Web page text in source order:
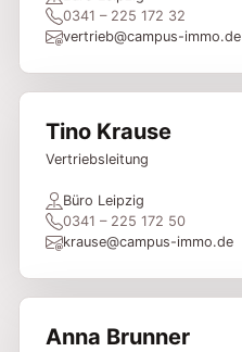
0341 – 225 172 32
vertrieb@campus-immo.de
Tino Krause
Vertriebsleitung
Büro Leipzig
0341 – 225 172 50
krause@campus-immo.de
Anna Brunner